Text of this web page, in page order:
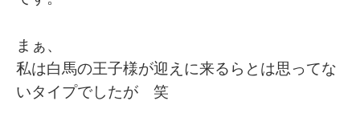
まぁ、
私は白馬の王子様が迎えに来るらとは思ってな
いタイプでしたが 笑